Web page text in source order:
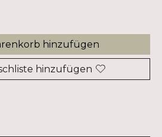
hinzufügen
hinzufügen